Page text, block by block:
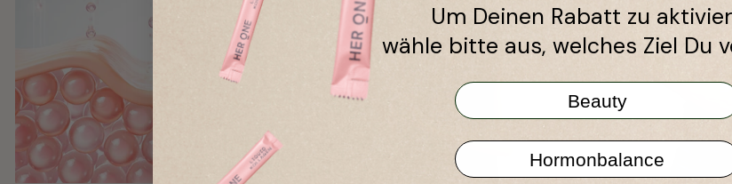
Um Deinen Rabatt zu
wähle bitte aus, welches Ziel Du
Beauty
Hormonbalance